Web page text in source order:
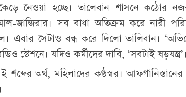
নেওয়া হচ্ছে। তালেবান শাসনে কঠোর
সব বাধা অতিক্রম করে নারী
এবার সেটাও বন্ধ করে দিলো তালিবান।
স্টেশনে। যদিও কর্মীদের দাবি, ‘সবটাই ষড়যন্ত্র’।
শব্দের অর্থ, মহিলাদের কণ্ঠস্বর।